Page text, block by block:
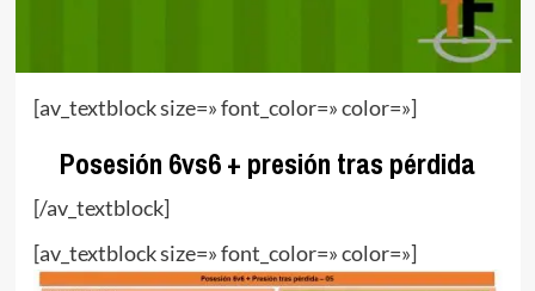
[av_textblock size=» font_color=» color=»]
Posesión 6vs6 + presión tras pérdida
[/av_textblock]
[av_textblock size=» font_color=» color=»]